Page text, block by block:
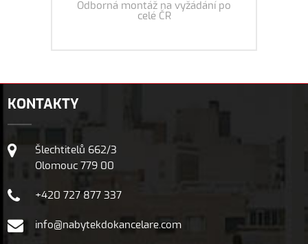
Odborná montáž na vyžádání po
celé ČR
KONTAKTY
Šlechtitelů 662/3
Olomouc 779 00
+420 727 877 337
info@nabytekdokancelare.com